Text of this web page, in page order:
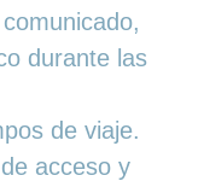
durante las
de viaje.
acceso y